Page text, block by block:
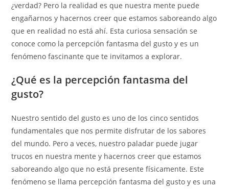
¿verdad? Pero la realidad es que nuestra mente puede
engañarnos y hacernos creer que estamos saboreando algo
que en realidad no está ahí. Esta curiosa sensación se
conoce como la percepción fantasma del gusto y es un
fenómeno fascinante que te invitamos a explorar.
¿Qué es la percepción fantasma del
gusto?
Nuestro sentido del gusto es uno de los cinco sentidos
fundamentales que nos permite disfrutar de los sabores
del mundo. Pero a veces, nuestro paladar puede jugar
trucos en nuestra mente y hacernos creer que estamos
saboreando algo que no está presente físicamente. Este
fenómeno se llama percepción fantasma del gusto y es una